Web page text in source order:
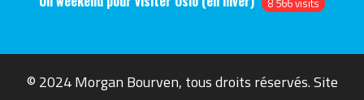
© 2024 Morgan Bourven, tous droits réservés. Site